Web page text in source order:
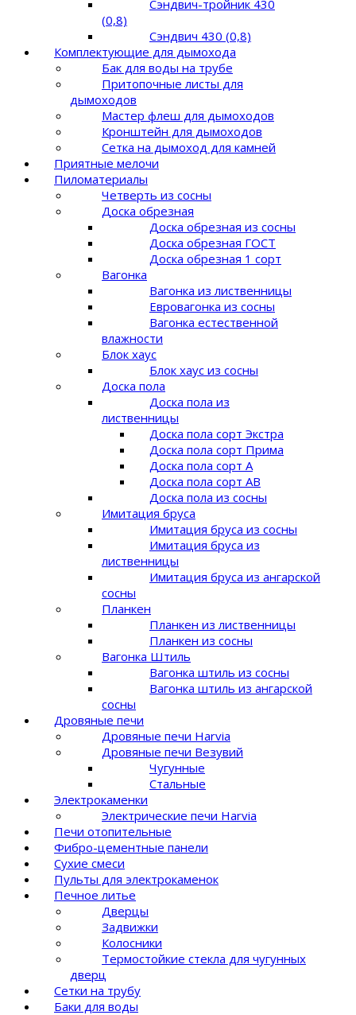
Сэндвич-тройник 430
(0,8)
Сэндвич 430 (0,8)
Комплектующие для дымохода
Бак для воды на трубе
Притопочные листы для
дымоходов
Мастер флеш для дымоходов
Кронштейн для дымоходов
Сетка на дымоход для камней
Приятные мелочи
Пиломатериалы
Четверть из сосны
Доска обрезная
Доска обрезная из сосны
Доска обрезная ГОСТ
Доска обрезная 1 сорт
Вагонка
Вагонка из лиственницы
Евровагонка из сосны
Вагонка естественной
влажности
Блок хаус
Блок хаус из сосны
Доска пола
Доска пола из
лиственницы
Доска пола сорт Экстра
Доска пола сорт Прима
Доска пола сорт A
Доска пола сорт AB
Доска пола из сосны
Имитация бруса
Имитация бруса из сосны
Имитация бруса из
лиственницы
Имитация бруса из ангарской
сосны
Планкен
Планкен из лиственницы
Планкен из сосны
Вагонка Штиль
Вагонка штиль из сосны
Вагонка штиль из ангарской
сосны
Дровяные печи
Дровяные печи Harvia
Дровяные печи Везувий
Чугунные
Стальные
Электрокаменки
Электрические печи Harvia
Печи отопительные
Фибро-цементные панели
Сухие смеси
Пульты для электрокаменок
Печное литье
Дверцы
Задвижки
Колосники
Термостойкие стекла для чугунных
дверц
Сетки на трубу
Баки для воды